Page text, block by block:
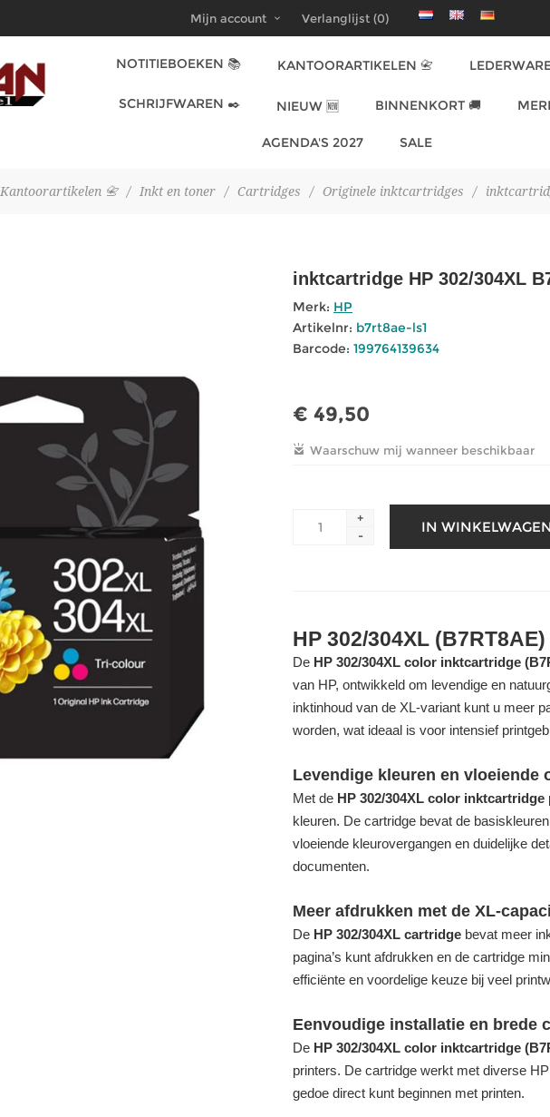
Mijn account Verlanglijst (0)
NOTITIEBOEKEN 📚 KANTOORARTIKELEN 📇
SCHRIJFWAREN ✒️ NIEUW 🆕 BINNENKORT 🚚
AGENDA'S 2027 SALE
Kantoorartikelen 📇 / Inkt en toner / Cartridges / Originele inktcartridges /
inktcartridge HP 302/304XL
Merk: HP
Artikelnr: b7rt8ae-ls1
Barcode: 199764139634
€ 49,50
+
-
HP 302/304XL
De HP 302/304XL color inktcartridge
van HP, ontwikkeld om levendige en
inktinhoud van de XL-variant kunt u meer
worden, wat ideaal is voor intensief
Levendige kleuren en vloeiende
Met de HP 302/304XL color inktcartridge
kleuren. De cartridge bevat de
vloeiende kleurovergangen en duidelijke
documenten.
Meer afdrukken met de XL-
De HP 302/304XL cartridge bevat meer
pagina’s kunt afdrukken en de cartridge
efficiënte en voordelige keuze bij veel
Eenvoudige installatie en brede
De HP 302/304XL color inktcartridge
printers. De cartridge werkt met diverse
gedoe direct kunt beginnen met printen.